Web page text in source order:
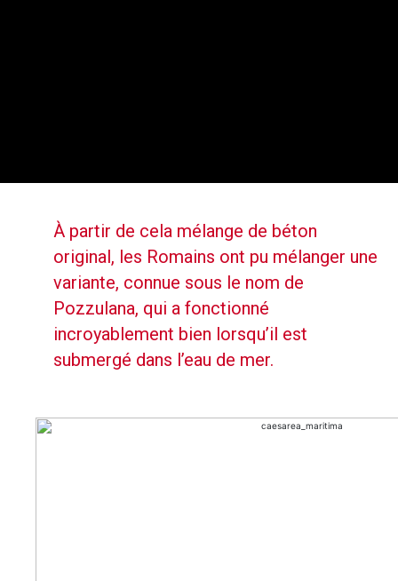
À partir de cela mélange de béton
original, les Romains ont pu mélanger une
variante, connue sous le nom de
Pozzulana, qui a fonctionné
incroyablement bien lorsqu’il est
submergé dans l’eau de mer.